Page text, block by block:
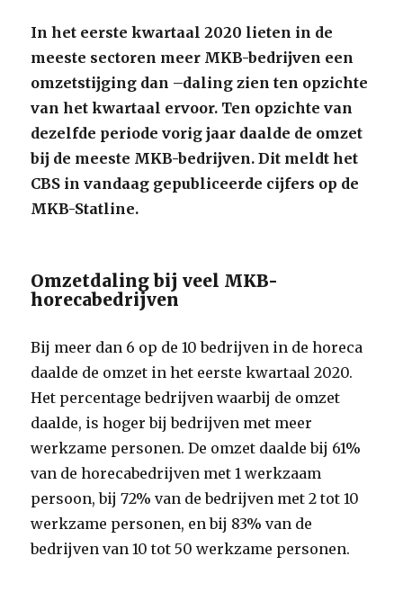
In het eerste kwartaal 2020 lieten in de
meeste sectoren meer MKB-bedrijven een
omzetstijging dan –daling zien ten opzichte
van het kwartaal ervoor. Ten opzichte van
dezelfde periode vorig jaar daalde de omzet
bij de meeste MKB-bedrijven. Dit meldt het
CBS in vandaag gepubliceerde cijfers op de
MKB-Statline.
Omzetdaling bij veel MKB-
horecabedrijven
Bij meer dan 6 op de 10 bedrijven in de horeca
daalde de omzet in het eerste kwartaal 2020.
Het percentage bedrijven waarbij de omzet
daalde, is hoger bij bedrijven met meer
werkzame personen. De omzet daalde bij 61%
van de horecabedrijven met 1 werkzaam
persoon, bij 72% van de bedrijven met 2 tot 10
werkzame personen, en bij 83% van de
bedrijven van 10 tot 50 werkzame personen.